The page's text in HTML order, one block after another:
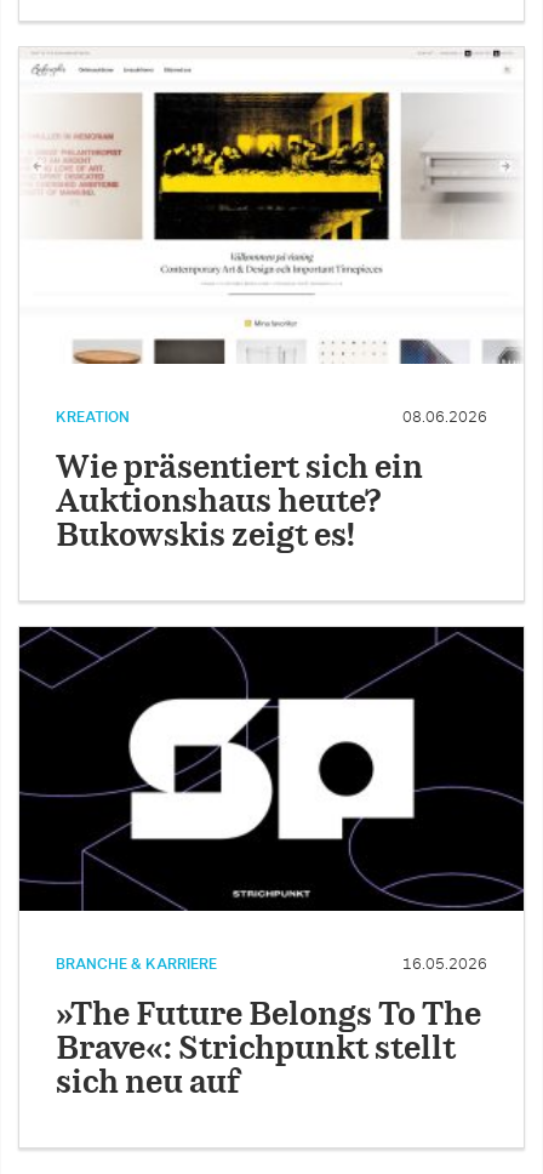
KREATION 08.06.2026
Wie präsentiert sich ein
Auktionshaus heute?
Bukowskis zeigt es!
BRANCHE & KARRIERE 16.05.2026
»The Future Belongs To The
Brave«: Strichpunkt stellt
sich neu auf